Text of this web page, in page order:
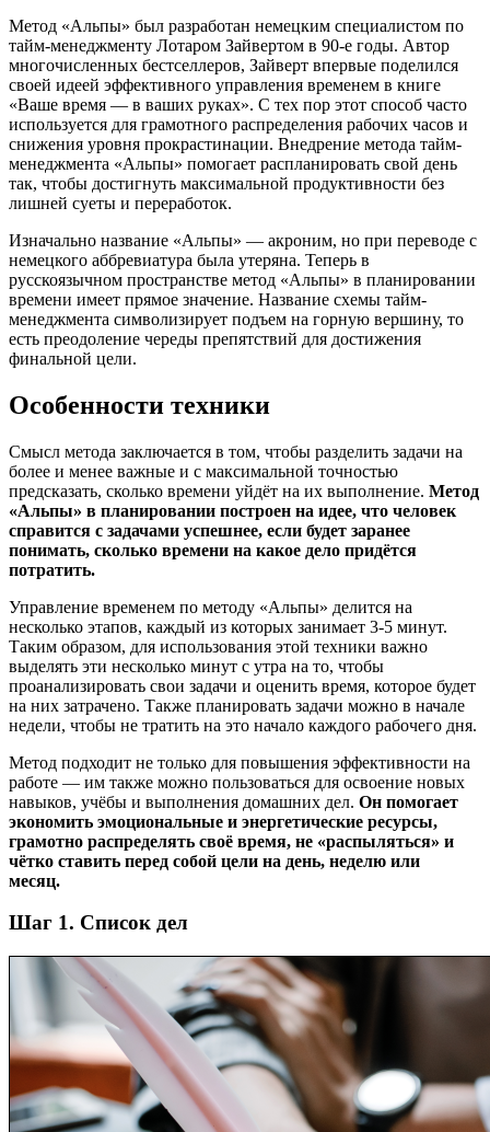
Метод «Альпы» был разработан немецким специалистом по
тайм-менеджменту Лотаром Зайвертом в 90-е годы. Автор
многочисленных бестселлеров, Зайверт впервые поделился
своей идеей эффективного управления временем в книге
«Ваше время — в ваших руках». С тех пор этот способ часто
используется для грамотного распределения рабочих часов и
снижения уровня прокрастинации. Внедрение метода тайм-
менеджмента «Альпы» помогает распланировать свой день
так, чтобы достигнуть максимальной продуктивности без
лишней суеты и переработок.
Изначально название «Альпы» — акроним, но при переводе с
немецкого аббревиатура была утеряна. Теперь в
русскоязычном пространстве метод «Альпы» в планировании
времени имеет прямое значение. Название схемы тайм-
менеджмента символизирует подъем на горную вершину, то
есть преодоление череды препятствий для достижения
финальной цели.
Особенности техники
Смысл метода заключается в том, чтобы разделить задачи на
более и менее важные и с максимальной точностью
предсказать, сколько времени уйдёт на их выполнение. Метод
«Альпы» в планировании построен на идее, что человек
справится с задачами успешнее, если будет заранее
понимать, сколько времени на какое дело придётся
потратить.
Управление временем по методу «Альпы» делится на
несколько этапов, каждый из которых занимает 3-5 минут.
Таким образом, для использования этой техники важно
выделять эти несколько минут с утра на то, чтобы
проанализировать свои задачи и оценить время, которое будет
на них затрачено. Также планировать задачи можно в начале
недели, чтобы не тратить на это начало каждого рабочего дня.
Метод подходит не только для повышения эффективности на
работе — им также можно пользоваться для освоение новых
навыков, учёбы и выполнения домашних дел. Он помогает
экономить эмоциональные и энергетические ресурсы,
грамотно распределять своё время, не «распыляться» и
чётко ставить перед собой цели на день, неделю или
месяц.
Шаг 1. Cписок дел